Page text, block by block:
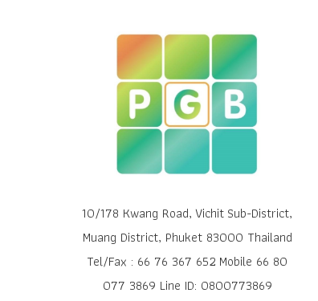
10/178 Kwang Road, Vichit Sub-District,
Muang District, Phuket 83000 Thailand
Tel/Fax : 66 76 367 652 Mobile 66 80
077 3869 Line ID: 0800773869